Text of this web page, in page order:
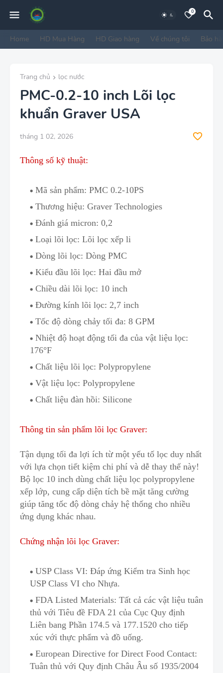
0
Home HD Mua Hàng HD Giao hàng Về chúng tôi Bảo
Trang chủ lọc nước
PMC-0.2-10 inch Lõi lọc
khuẩn Graver USA
tháng 1 02, 2026
Thông số kỹ thuật:
Mã sản phẩm: PMC 0.2-10PS
Thương hiệu: Graver Technologies
Đánh giá micron: 0,2
Loại lõi lọc: Lõi lọc xếp li
Dòng lõi lọc: Dòng PMC
Kiểu đầu lõi lọc: Hai đầu mở
Chiều dài lõi lọc: 10 inch
Đường kính lõi lọc: 2,7 inch
Tốc độ dòng chảy tối đa: 8 GPM
Nhiệt độ hoạt động tối đa của vật liệu lọc:
176°F
Chất liệu lõi lọc: Polypropylene
Vật liệu lọc: Polypropylene
Chất liệu đàn hồi: Silicone
Thông tin sản phẩm lõi lọc Graver:
Tận dụng tối đa lợi ích từ một yếu tố lọc duy nhất
với lựa chọn tiết kiệm chi phí và dễ thay thế này!
Bộ lọc 10 inch dùng chất liệu lọc polypropylene
xếp lớp, cung cấp diện tích bề mặt tăng cường
giúp tăng tốc độ dòng chảy hệ thống cho nhiều
ứng dụng khác nhau.
Chứng nhận lõi lọc Graver:
USP Class VI: Đáp ứng Kiểm tra Sinh học
USP Class VI cho Nhựa.
FDA Listed Materials: Tất cả các vật liệu tuân
thủ với Tiêu đề FDA 21 của Cục Quy định
Liên bang Phần 174.5 và 177.1520 cho tiếp
xúc với thực phẩm và đồ uống.
European Directive for Direct Food Contact:
Tuân thủ với Quy định Châu Âu số 1935/2004